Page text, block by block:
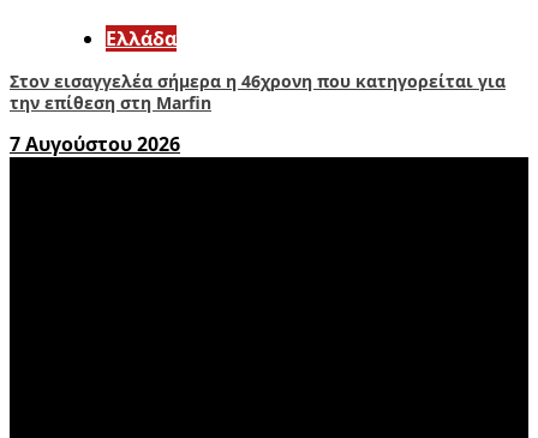
Ελλάδα
Στον εισαγγελέα σήμερα η 46χρονη που κατηγορείται για
την επίθεση στη Marfin
7 Αυγούστου 2026